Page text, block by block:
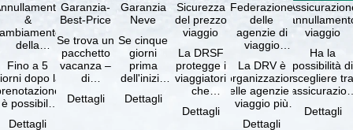
&
della
gratuiti
Fino a 5
dopo la
è possibile
Dettagli
Garanzia-
Best-Price
Se trova un
pacchetto
vacanza –
di
e servizi
Dettagli
Garanzia
Neve
Se cinque
giorni
prima
dell'inizio
soggiorno
Dettagli
Sicurezza
del prezzo
viaggio
La DRSF
protegge i
viaggiatori
che
un
Dettagli
Federazione
delle
agenzie di
viaggio
La DRV è
l'organizzazione
delle agenzie di
viaggio più
Dettagli
viaggio
Ha la
possibilità di
scegliere tra
viaggio
Dettagli